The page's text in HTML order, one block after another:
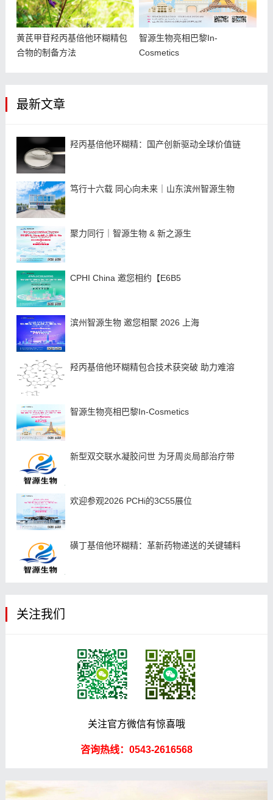
黄芪甲苷羟丙基倍他环糊精包
合物的制备方法
智源生物亮相巴黎In-
Cosmetics
最新文章
羟丙基倍他环糊精：国产创新驱动全球价值链
笃行十六载 同心向未来｜山东滨州智源生物
聚力同行｜智源生物 & 新之源生
CPHI China 邀您相约【E6B5
滨州智源生物 邀您相聚 2026 上海
羟丙基倍他环糊精包合技术获突破 助力难溶
智源生物亮相巴黎In-Cosmetics
新型双交联水凝胶问世 为牙周炎局部治疗带
欢迎参观2026 PCHi的3C55展位
磺丁基倍他环糊精：革新药物递送的关键辅料
关注我们
关注官方微信有惊喜哦
咨询热线：0543-2616568